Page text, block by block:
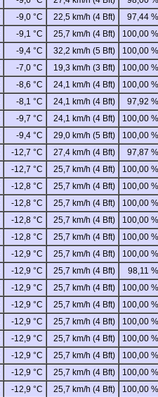
-9,0 °C 22,5 km/h (4 Bft)
97,44 %
-9,1 °C 25,7 km/h (4 Bft)
100,00 %
-9,4 °C 32,2 km/h (5 Bft)
100,00 %
-7,0 °C 19,3 km/h (3 Bft)
100,00 %
-8,6 °C 24,1 km/h (4 Bft)
100,00 %
-8,1 °C 24,1 km/h (4 Bft)
97,92 %
-9,7 °C 24,1 km/h (4 Bft)
100,00 %
-9,4 °C 29,0 km/h (5 Bft)
100,00 %
-12,7 °C 27,4 km/h (4 Bft)
97,87 %
-12,7 °C 25,7 km/h (4 Bft)
100,00 %
-12,8 °C 25,7 km/h (4 Bft)
100,00 %
-12,8 °C 25,7 km/h (4 Bft)
100,00 %
-12,8 °C 25,7 km/h (4 Bft)
100,00 %
-12,8 °C 25,7 km/h (4 Bft)
100,00 %
-12,9 °C 25,7 km/h (4 Bft)
100,00 %
-12,9 °C 25,7 km/h (4 Bft)
98,11 %
-12,9 °C 25,7 km/h (4 Bft)
100,00 %
-12,9 °C 25,7 km/h (4 Bft)
100,00 %
-12,9 °C 25,7 km/h (4 Bft)
100,00 %
-12,9 °C 25,7 km/h (4 Bft)
100,00 %
-12,9 °C 25,7 km/h (4 Bft)
100,00 %
-12,9 °C 25,7 km/h (4 Bft)
100,00 %
-12,9 °C 25,7 km/h (4 Bft)
100,00 %